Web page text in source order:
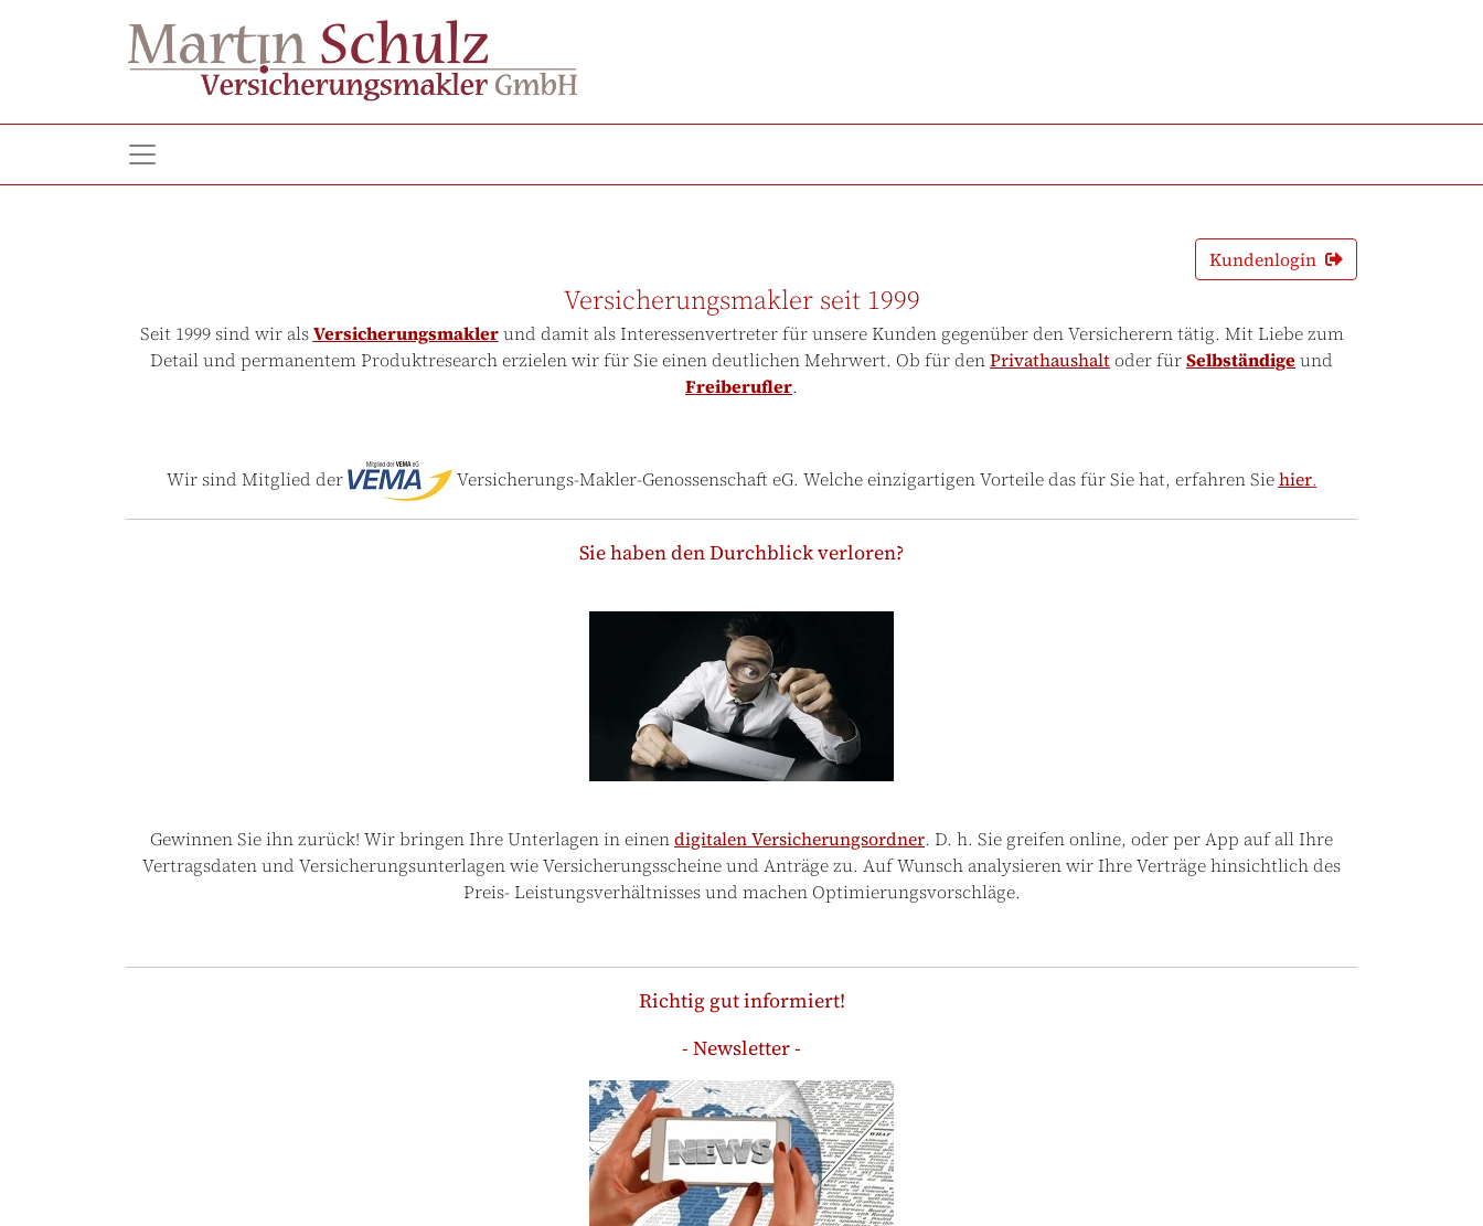
Kundenlogin
Versicherungsmakler seit 1999
Seit 1999 sind wir alsVersicherungsmaklerund damit als Interessenvertreter für unsere Kunden gegenüber den Versicherern tätig. Mit Liebe zum
Detail und permanentem Produktresearch erzielen wir für Sie einen deutlichen Mehrwert. Ob für denPrivathaushaltoder fürSelbständigeund
Freiberufler.
Wir sind Mitglied der Versicherungs-Makler-Genossenschaft eG. Welche einzigartigen Vorteile das für Sie hat, erfahren Siehier.
Sie haben den Durchblick verloren?
Gewinnen Sie ihn zurück! Wir bringen Ihre Unterlagen in einendigitalen Versicherungsordner. D. h. Sie greifen online, oder per App auf all Ihre
Vertragsdaten und Versicherungsunterlagen wie Versicherungsscheine und Anträge zu. Auf Wunsch analysieren wir Ihre Verträge hinsichtlich des
Preis- Leistungsverhältnisses und machen Optimierungsvorschläge.
Richtig gut informiert!
- Newsletter -